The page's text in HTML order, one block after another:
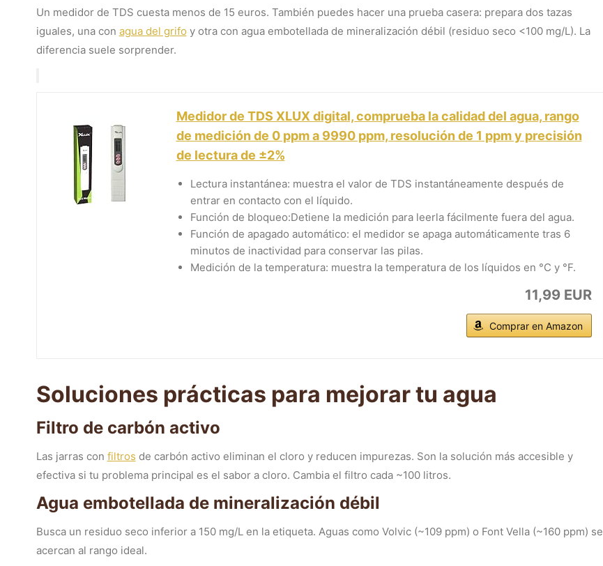
Un medidor de TDS cuesta menos de 15 euros. También puedes hacer una prueba casera: prepara dos tazas
iguales, una con agua del grifo y otra con agua embotellada de mineralización débil (residuo seco <100 mg/L). La
diferencia suele sorprender.
Medidor de TDS XLUX digital, comprueba la calidad del agua, rango
de medición de 0 ppm a 9990 ppm, resolución de 1 ppm y precisión
de lectura de ±2%
Lectura instantánea: muestra el valor de TDS instantáneamente después de
entrar en contacto con el líquido.
Función de bloqueo:Detiene la medición para leerla fácilmente fuera del agua.
Función de apagado automático: el medidor se apaga automáticamente tras 6
minutos de inactividad para conservar las pilas.
Medición de la temperatura: muestra la temperatura de los líquidos en °C y °F.
11,99 EUR
Comprar en Amazon
Soluciones prácticas para mejorar tu agua
Filtro de carbón activo
Las jarras con filtros de carbón activo eliminan el cloro y reducen impurezas. Son la solución más accesible y
efectiva si tu problema principal es el sabor a cloro. Cambia el filtro cada ~100 litros.
Agua embotellada de mineralización débil
Busca un residuo seco inferior a 150 mg/L en la etiqueta. Aguas como Volvic (~109 ppm) o Font Vella (~160 ppm) se
acercan al rango ideal.